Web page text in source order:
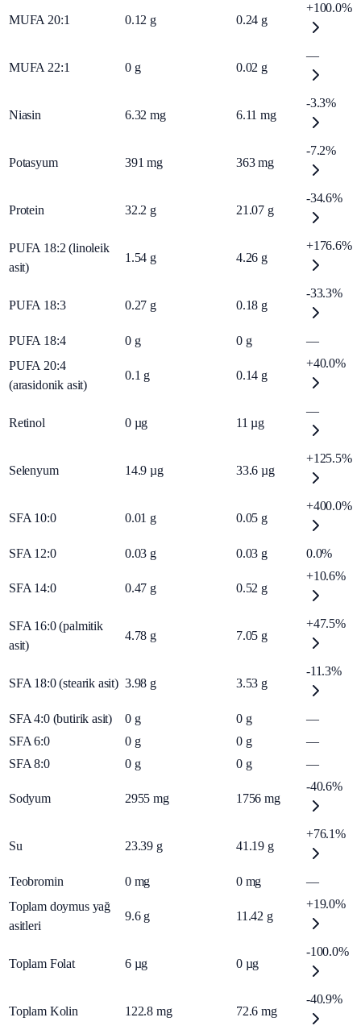
MUFA 20:1 0.12 g 0.24 g
+100.0%
MUFA 22:1 0 g 0.02 g
—
Niasin 6.32 mg 6.11 mg
-3.3%
Potasyum 391 mg 363 mg
-7.2%
Protein 32.2 g 21.07 g
-34.6%
PUFA 18:2 (linoleik
asit)
1.54 g 4.26 g
+176.6%
PUFA 18:3 0.27 g 0.18 g
-33.3%
PUFA 18:4 0 g 0 g
—
PUFA 20:4
(arasidonik asit)
0.1 g 0.14 g
+40.0%
Retinol 0 µg 11 µg
—
Selenyum 14.9 µg 33.6 µg
+125.5%
SFA 10:0 0.01 g 0.05 g
+400.0%
SFA 12:0 0.03 g 0.03 g 0.0%
SFA 14:0 0.47 g 0.52 g
+10.6%
SFA 16:0 (palmitik
asit)
4.78 g 7.05 g
+47.5%
SFA 18:0 (stearik asit) 3.98 g 3.53 g
-11.3%
SFA 4:0 (butirik asit) 0 g 0 g
—
SFA 6:0
0 g 0 g
—
SFA 8:0
0 g 0 g —
Sodyum 2955 mg 1756 mg
-40.6%
Su 23.39 g 41.19 g
+76.1%
Teobromin 0 mg 0 mg
—
Toplam doymus yağ
asitleri
9.6 g 11.42 g
+19.0%
Toplam Folat 6 µg 0 µg
-100.0%
Toplam Kolin 122.8 mg 72.6 mg
-40.9%